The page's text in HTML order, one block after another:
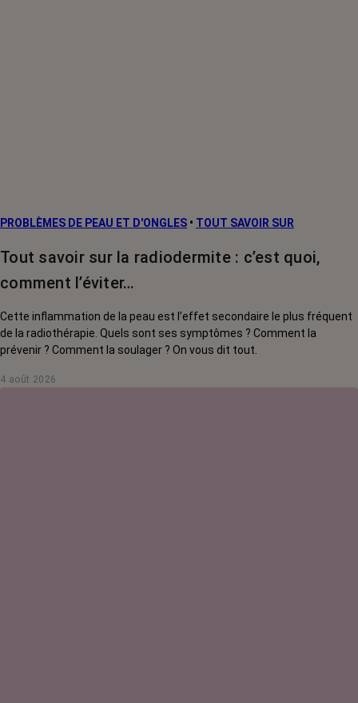
PROBLÈMES DE PEAU ET D'ONGLES • TOUT SAVOIR SUR
Tout savoir sur la radiodermite : c’est quoi,
comment l’éviter…
Cette inflammation de la peau est l’effet secondaire le plus fréquent
de la radiothérapie. Quels sont ses symptômes ? Comment la
prévenir ? Comment la soulager ? On vous dit tout.
4 août 2026